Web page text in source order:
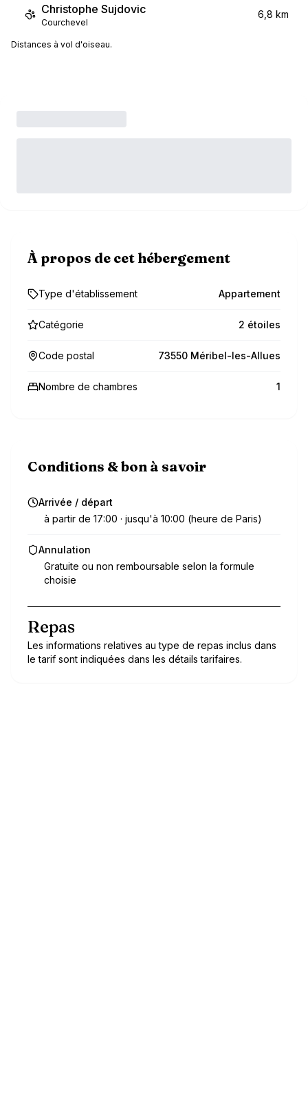
Christophe Sujdovic
Courchevel
6,8 km
Distances à vol d'oiseau.
À propos de cet hébergement
Type d'établissement Appartement
Catégorie 2 étoiles
Code postal 73550 Méribel-les-Allues
Nombre de chambres 1
Conditions & bon à savoir
Arrivée / départ
à partir de 17:00 · jusqu'à 10:00 (heure de Paris)
Annulation
Gratuite ou non remboursable selon la formule
choisie
Repas
Les informations relatives au type de repas inclus dans
le tarif sont indiquées dans les détails tarifaires.